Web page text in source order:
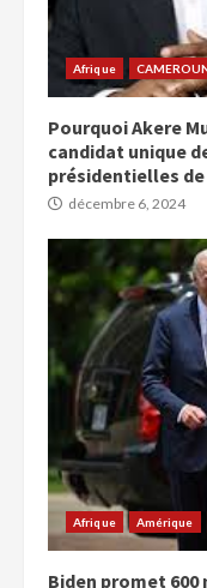
Afrique
Pourquoi Akere
candidat unique
présidentielles de
décembre 6, 2024
Afrique Amérique
Biden promet